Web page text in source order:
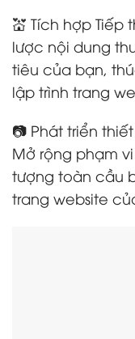
💒 Tích hợp Tiếp
lược nội dung
tiêu của bạn,
lập trình trang
📷 Phát triển
Mở rộng phạm
tượng toàn cầu
trang website